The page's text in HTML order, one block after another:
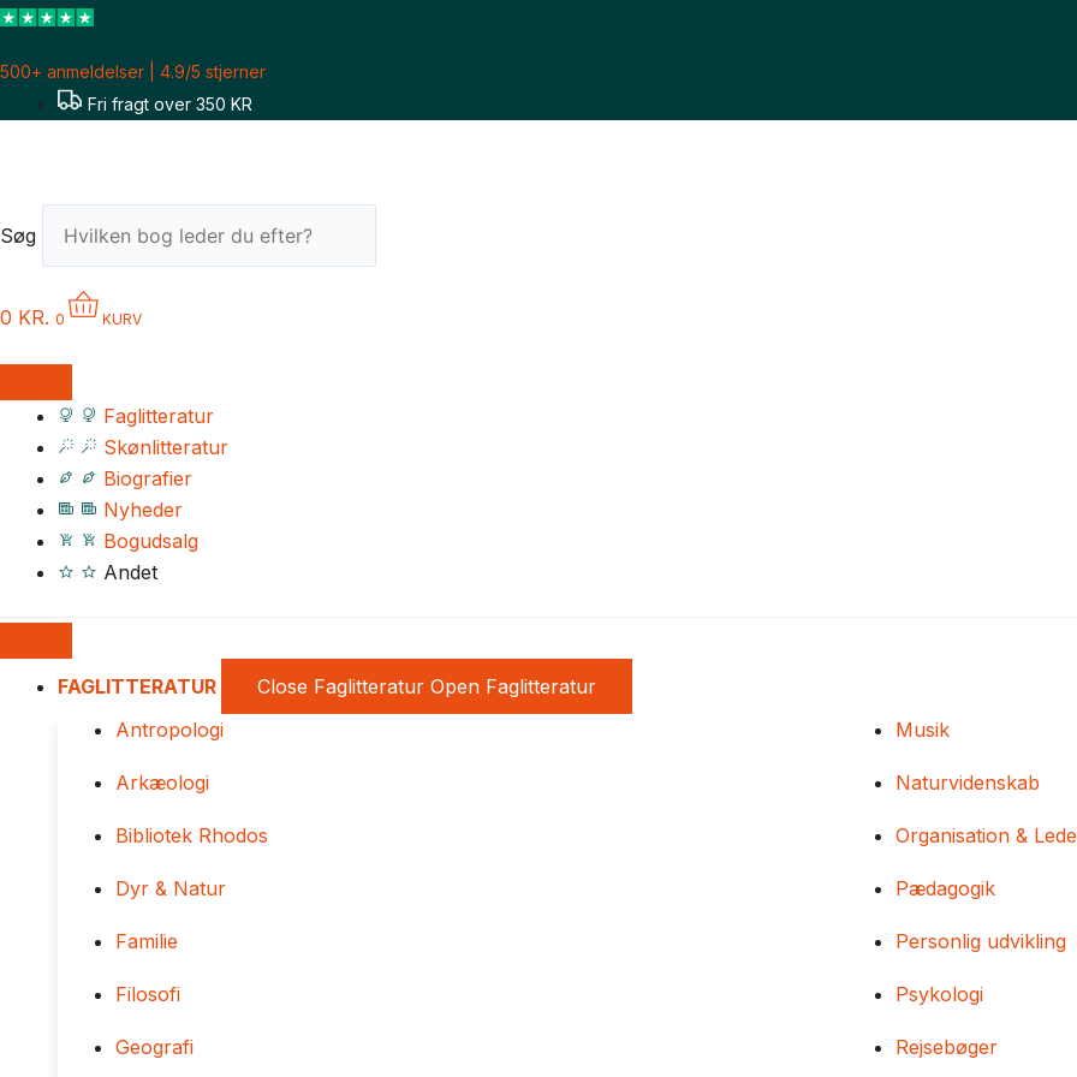
Gå
indholdet
500+ anmeldelser | 4.9/5 stjerner
Fri fragt over 350 KR
Søg
0 KR. 0 KURV
Faglitteratur
Skønlitteratur
Biografier
Nyheder
Bogudsalg
Andet
FAGLITTERATUR Close Faglitteratur Open Faglitteratur
Antropologi
Arkæologi
Bibliotek Rhodos
Dyr & Natur
Familie
Filosofi
Geografi
Musik
Naturvidenskab
Organisation &
Pædagogik
Personlig udvikling
Psykologi
Rejsebøger